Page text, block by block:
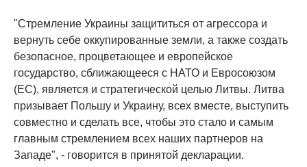
"Стремление Украины защититься от агрессора и
вернуть себе оккупированные земли, а также создать
безопасное, процветающее и европейское
государство, сближающееся с НАТО и Евросоюзом
(ЕС), является и стратегической целью Литвы. Литва
призывает Польшу и Украину, всех вместе, выступить
совместно и сделать все, чтобы это стало и самым
главным стремлением всех наших партнеров на
Западе", - говорится в принятой декларации.